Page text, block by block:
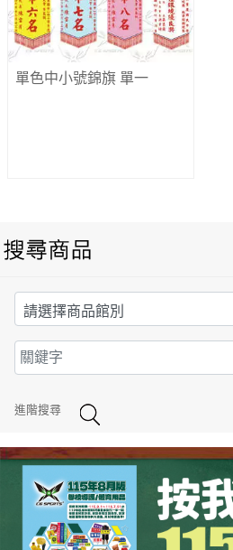
進階搜尋
單色中小號錦旗 單一